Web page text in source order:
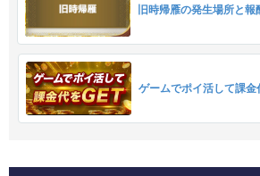
旧時帰雁の発生場所と報
ゲームでポイ活して課金